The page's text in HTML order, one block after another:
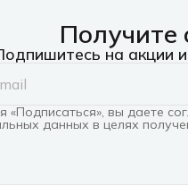
Получите
на акции
«Подписаться», вы даете
данных в целях